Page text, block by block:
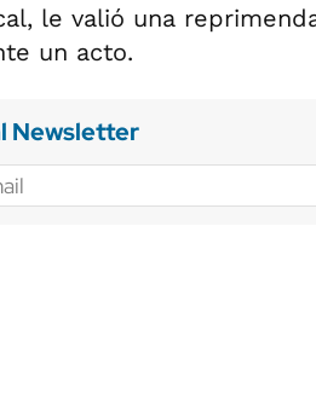
le valió una
un acto.
Newsletter